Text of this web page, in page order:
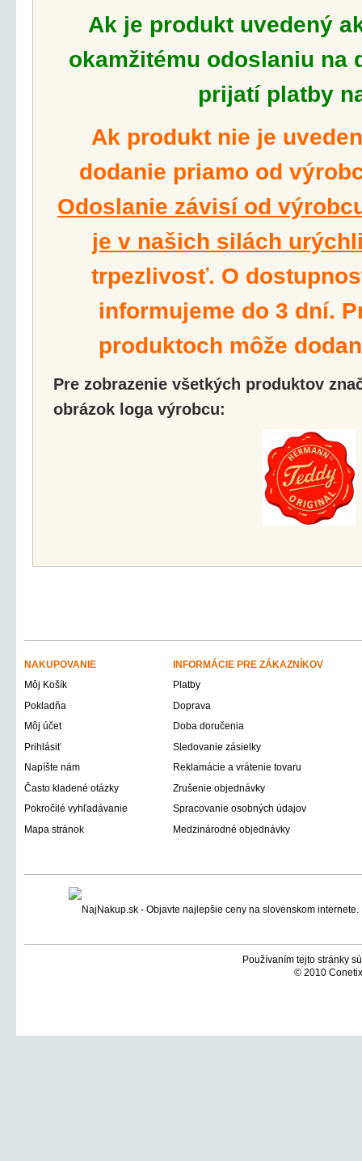
Ak je produkt uvedený
okamžitému odoslaniu na
prijatí platby
Ak produkt nie je
dodanie priamo od
Odoslanie závisí od
je v našich silách
trpezlivosť. O
informujeme do 3 dní.
produktoch môže
Pre zobrazenie všetkých produktov
obrázok loga výrobcu:
NAKUPOVANIE
INFORMÁCIE PRE ZÁKAZNÍKOV
Môj Košík
Platby
Pokladňa
Doprava
Môj účet
Doba doručenia
Prihlásiť
Sledovanie zásielky
Napíšte nám
Reklamácie a vrátenie tovaru
Často kladené otázky
Zrušenie objednávky
Pokročilé vyhľadávanie
Spracovanie osobných údajov
Mapa stránok
Medzinárodné objednávky
Používaním tejto stránky
© 2010